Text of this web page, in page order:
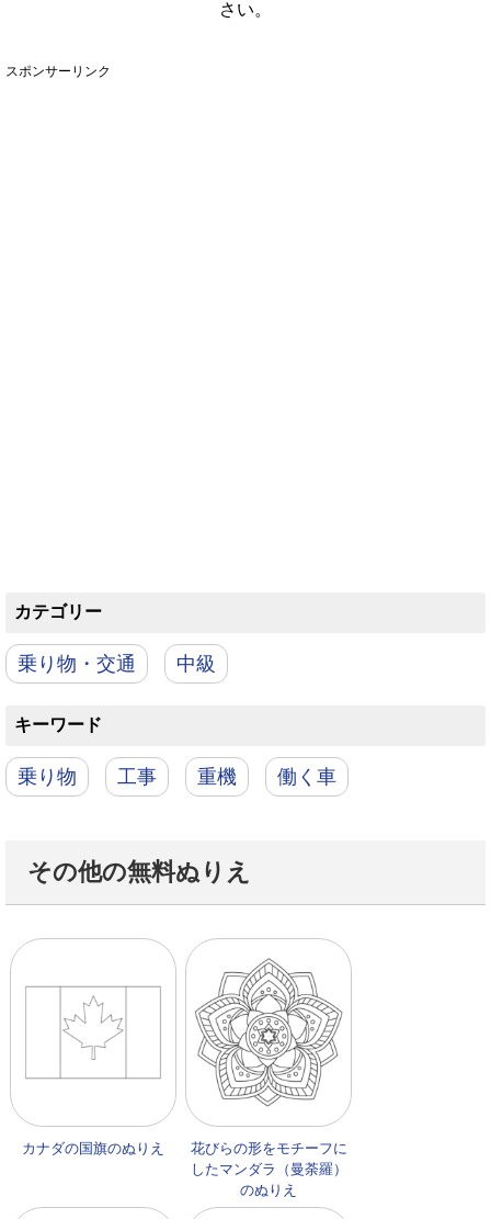
さい。
スポンサーリンク
カテゴリー
乗り物・交通 中級
キーワード
乗り物 工事 重機 働く車
その他の無料ぬりえ
カナダの国旗のぬりえ
花びらの形をモチーフに
したマンダラ（曼荼羅）
のぬりえ